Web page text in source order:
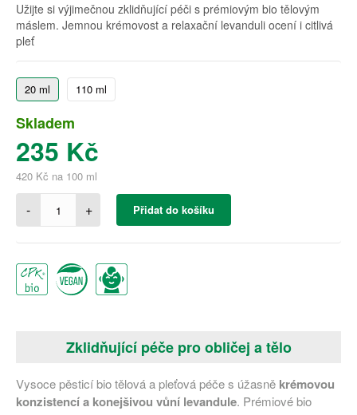
Užijte si výjimečnou zklidňující péči s prémiovým bio tělovým
máslem. Jemnou krémovost a relaxační levanduli ocení i citlivá
pleť
20 ml 110 ml
Skladem
235 Kč
420 Kč na 100 ml
- + Přidat do košíku
Zklidňující péče pro obličej a tělo
Vysoce pěsticí bio tělová a pleťová péče s úžasně krémovou
konzistencí a konejšivou vůní levandule. Prémiové bio